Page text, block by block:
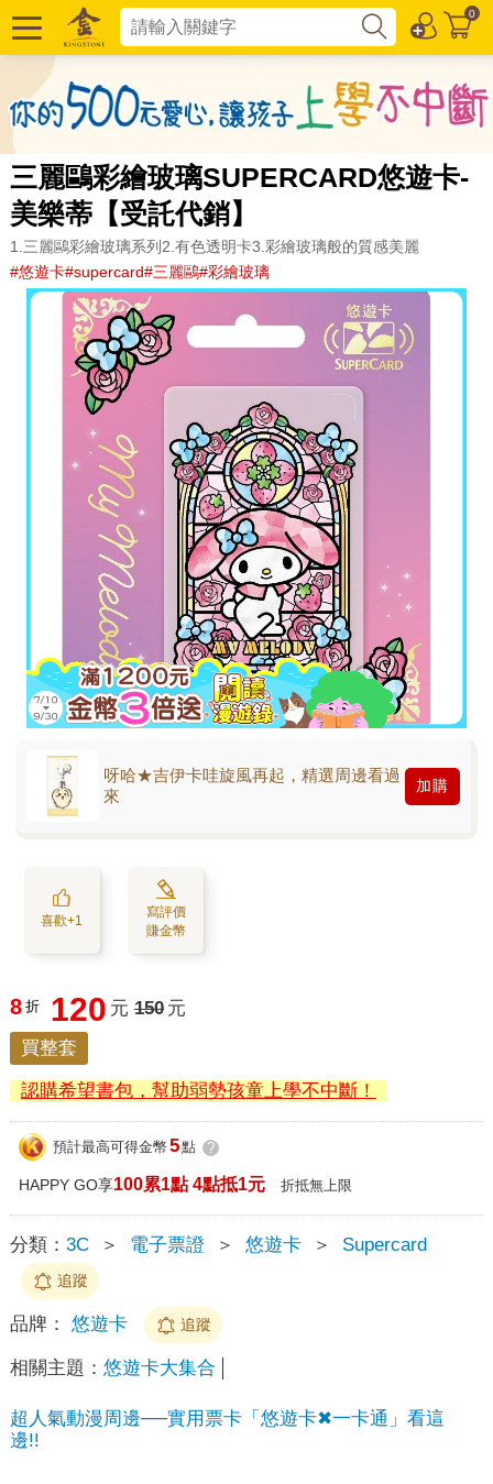
0
三麗鷗彩繪玻璃SUPERCARD悠遊卡-
美樂蒂【受託代銷】
1.三麗鷗彩繪玻璃系列2.有色透明卡3.彩繪玻璃般的質感美麗
#悠遊卡#supercard#三麗鷗#彩繪玻璃
呀哈★吉伊卡哇旋風再起，精選周邊看過
來
加購
喜歡+1
寫評價
賺金幣
8 折 120 元 150 元
買整套
認購希望書包，幫助弱勢孩童上學不中斷！
預計最高可得金幣 5點 ?
HAPPY GO享100累1點 4點抵1元 折抵無上限
分類： 3C ＞ 電子票證 ＞ 悠遊卡 ＞ Supercard
追蹤
品牌： 悠遊卡 追蹤
相關主題： 悠遊卡大集合
超人氣動漫周邊──實用票卡「悠遊卡✖一卡通」看這
邊!!